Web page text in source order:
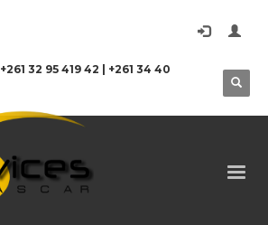
+261 32 95 419 42 | +261 34 40